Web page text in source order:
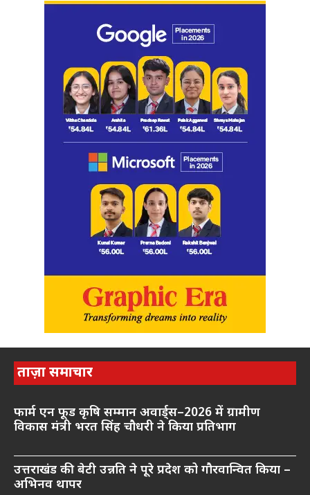
ताज़ा समाचार
फार्म एन फूड कृषि सम्मान अवार्ड्स–2026 में ग्रामीण
विकास मंत्री भरत सिंह चौधरी ने किया प्रतिभाग
उत्तराखंड की बेटी उन्नति ने पूरे प्रदेश को गौरवान्वित किया –
अभिनव थापर